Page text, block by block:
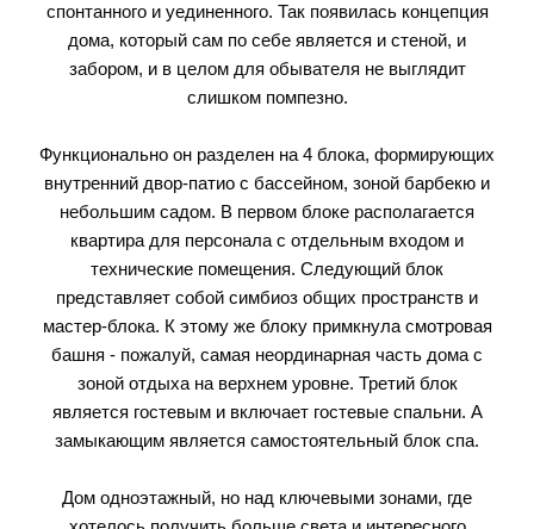
спонтанного и уединенного. Так появилась концепция
дома, который сам по себе является и стеной, и
забором, и в целом для обывателя не выглядит
слишком помпезно.
Функционально он разделен на 4 блока, формирующих
внутренний двор-патио с бассейном, зоной барбекю и
небольшим садом. В первом блоке располагается
квартира для персонала с отдельным входом и
технические помещения. Следующий блок
представляет собой симбиоз общих пространств и
мастер-блока. К этому же блоку примкнула смотровая
башня - пожалуй, самая неординарная часть дома с
зоной отдыха на верхнем уровне. Третий блок
является гостевым и включает гостевые спальни. А
замыкающим является самостоятельный блок спа.
Дом одноэтажный, но над ключевыми зонами, где